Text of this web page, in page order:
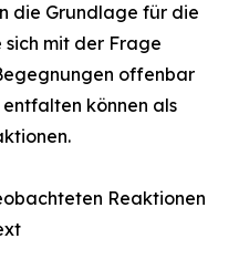
die Grundlage für die
mit der Frage
offenbar
können als
Reaktionen